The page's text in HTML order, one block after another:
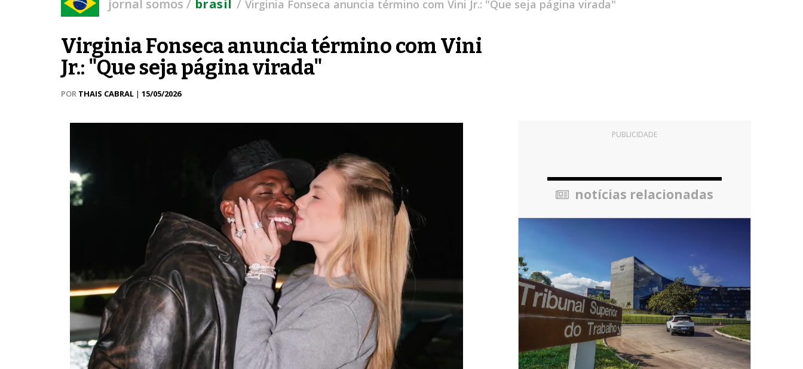
jornal somos brasil Virginia Fonseca anuncia término com Vini Jr.: "Que seja página virada"
Virginia Fonseca anuncia término com Vini
Jr.: "Que seja página virada"
POR THAIS CABRAL | 15/05/2026
PUBLICIDADE
notícias relacionadas